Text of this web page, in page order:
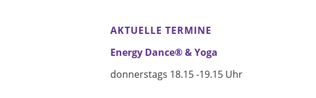
AKTUELLE TERMINE
Energy Dance® & Yoga
donnerstags 18.15 -19.15 Uhr